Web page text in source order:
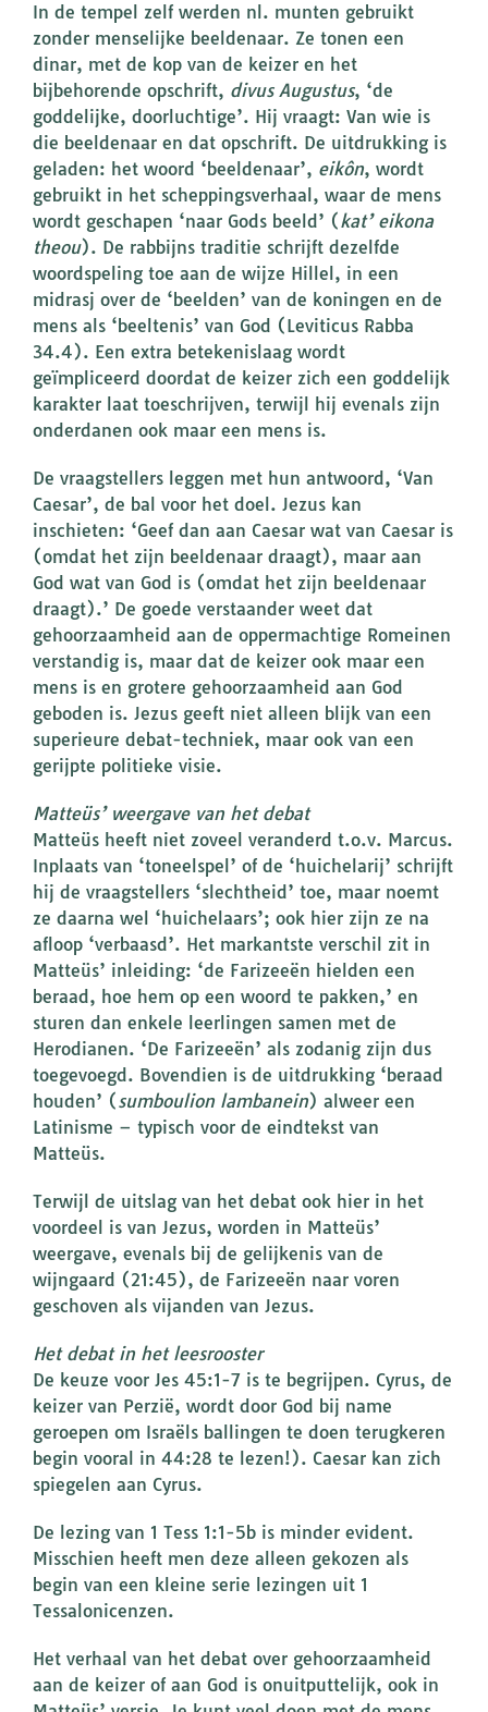
In de tempel zelf werden nl. munten gebruikt
zonder menselijke beeldenaar. Ze tonen een
dinar, met de kop van de keizer en het
bijbehorende opschrift, divus Augustus, ‘de
goddelijke, doorluchtige’. Hij vraagt: Van wie is
die beeldenaar en dat opschrift. De uitdrukking is
geladen: het woord ‘beeldenaar’, eikôn, wordt
gebruikt in het scheppingsverhaal, waar de mens
wordt geschapen ‘naar Gods beeld’ (kat’ eikona
theou). De rabbijns traditie schrijft dezelfde
woordspeling toe aan de wijze Hillel, in een
midrasj over de ‘beelden’ van de koningen en de
mens als ‘beeltenis’ van God (Leviticus Rabba
34.4). Een extra betekenislaag wordt
geïmpliceerd doordat de keizer zich een goddelijk
karakter laat toeschrijven, terwijl hij evenals zijn
onderdanen ook maar een mens is.
De vraagstellers leggen met hun antwoord, ‘Van
Caesar’, de bal voor het doel. Jezus kan
inschieten: ‘Geef dan aan Caesar wat van Caesar is
(omdat het zijn beeldenaar draagt), maar aan
God wat van God is (omdat het zijn beeldenaar
draagt).’ De goede verstaander weet dat
gehoorzaamheid aan de oppermachtige Romeinen
verstandig is, maar dat de keizer ook maar een
mens is en grotere gehoorzaamheid aan God
geboden is. Jezus geeft niet alleen blijk van een
superieure debat-techniek, maar ook van een
gerijpte politieke visie.
Matteüs’ weergave van het debat
Matteüs heeft niet zoveel veranderd t.o.v. Marcus.
Inplaats van ‘toneelspel’ of de ‘huichelarij’ schrijft
hij de vraagstellers ‘slechtheid’ toe, maar noemt
ze daarna wel ‘huichelaars’; ook hier zijn ze na
afloop ‘verbaasd’. Het markantste verschil zit in
Matteüs’ inleiding: ‘de Farizeeën hielden een
beraad, hoe hem op een woord te pakken,’ en
sturen dan enkele leerlingen samen met de
Herodianen. ‘De Farizeeën’ als zodanig zijn dus
toegevoegd. Bovendien is de uitdrukking ‘beraad
houden’ (sumboulion lambanein) alweer een
Latinisme – typisch voor de eindtekst van
Matteüs.
Terwijl de uitslag van het debat ook hier in het
voordeel is van Jezus, worden in Matteüs’
weergave, evenals bij de gelijkenis van de
wijngaard (21:45), de Farizeeën naar voren
geschoven als vijanden van Jezus.
Het debat in het leesrooster
De keuze voor Jes 45:1-7 is te begrijpen. Cyrus, de
keizer van Perzië, wordt door God bij name
geroepen om Israëls ballingen te doen terugkeren
begin vooral in 44:28 te lezen!). Caesar kan zich
spiegelen aan Cyrus.
De lezing van 1 Tess 1:1-5b is minder evident.
Misschien heeft men deze alleen gekozen als
begin van een kleine serie lezingen uit 1
Tessalonicenzen.
Het verhaal van het debat over gehoorzaamheid
aan de keizer of aan God is onuitputtelijk, ook in